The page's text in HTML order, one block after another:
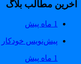
مطالب بلاگ
1 ماه پیش
پیش‌نویس خودکار